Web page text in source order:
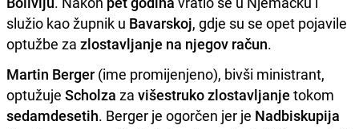
služio kao župnik u Bavarskoj, gdje su se opet pojavile
optužbe za zlostavljanje na njegov račun.
Martin Berger (ime promijenjeno), bivši ministrant,
optužuje Scholza za višestruko zlostavljanje tokom
sedamdesetih. Berger je ogorčen jer je Nadbiskupija